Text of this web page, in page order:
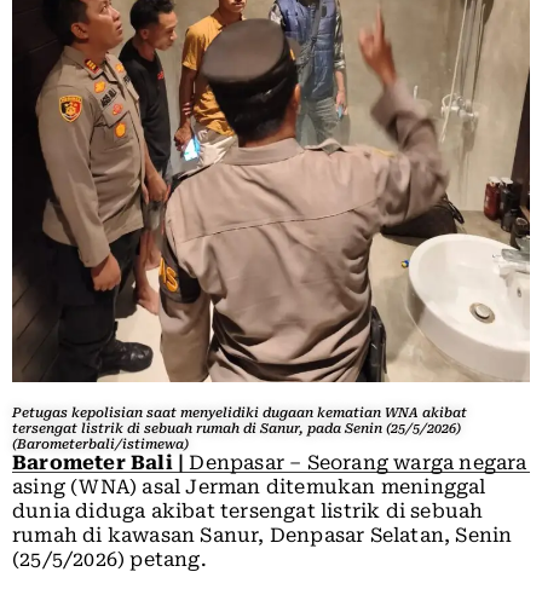
Petugas kepolisian saat menyelidiki dugaan kematian WNA akibat
tersengat listrik di sebuah rumah di Sanur, pada Senin (25/5/2026)
(Barometerbali/istimewa)
Barometer Bali | Denpasar – Seorang warga negara
asing (WNA) asal Jerman ditemukan meninggal
dunia diduga akibat tersengat listrik di sebuah
rumah di kawasan Sanur, Denpasar Selatan, Senin
(25/5/2026) petang.